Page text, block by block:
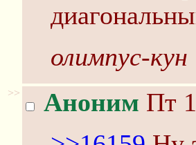
олимпус-кун
>> Аноним Пт